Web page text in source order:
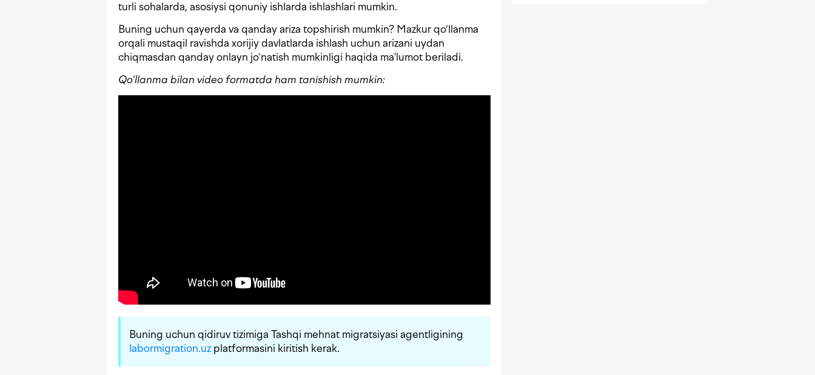
turli sohalarda, asosiysi qonuniy ishlarda ishlashlari mumkin.
Buning uchun qayerda va qanday ariza topshirish mumkin? Mazkur qo‘llanma
orqali mustaqil ravishda xorijiy davlatlarda ishlash uchun arizani uydan
chiqmasdan qanday onlayn jo‘natish mumkinligi haqida ma’lumot beriladi.
Qo‘llanma bilan video formatda ham tanishish mumkin:
Buning uchun qidiruv tizimiga Tashqi mehnat migratsiyasi agentligining
labormigration.uz platformasini kiritish kerak.